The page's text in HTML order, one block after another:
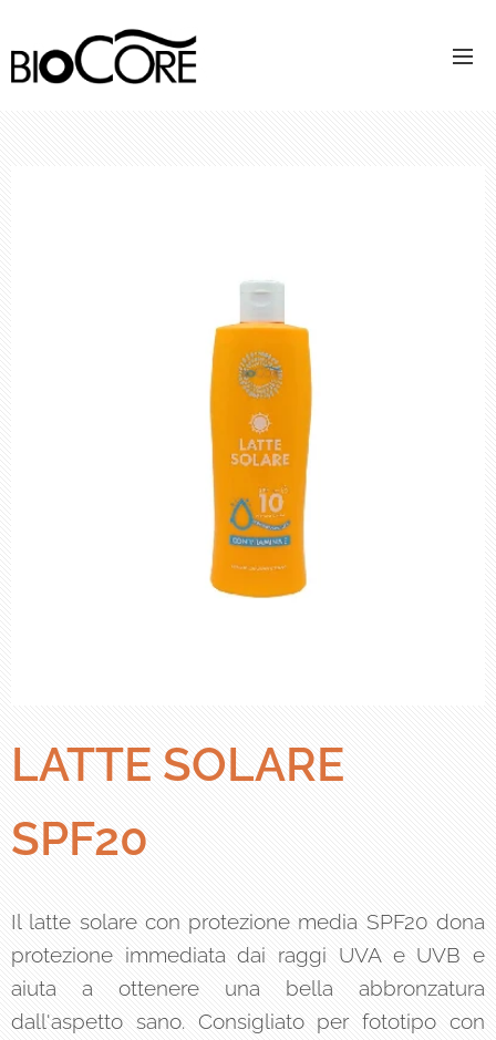
LATTE SOLARE
SPF20
Il latte solare con protezione media SPF20 dona
protezione immediata dai raggi UVA e UVB e
aiuta a ottenere una bella abbronzatura
dall'aspetto sano. Consigliato per fototipo con